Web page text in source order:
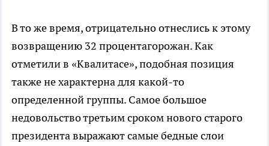
В то же время, отрицательно отнеслись к этому
возвращению 32 процентагорожан. Как
отметили в «Квалитасе», подобная позиция
также не характерна для какой-то
определенной группы. Самое большое
недовольство третьим сроком нового старого
президента выражают самые бедные слои